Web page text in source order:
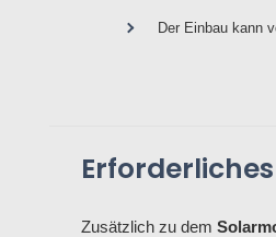
Der Einbau kann
Zusätzlich zu dem